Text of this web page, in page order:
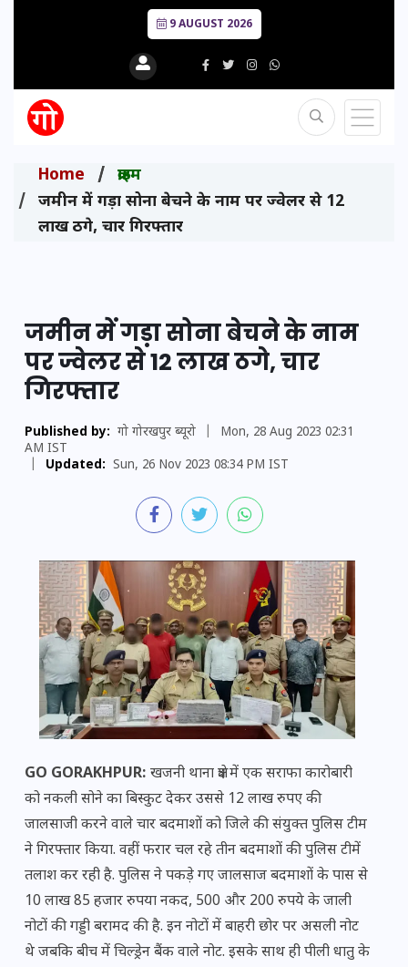
9 AUGUST 2026
Home
क्राइम
जमीन में गड़ा सोना बेचने के नाम पर ज्वेलर से 12
लाख ठगे, चार गिरफ्तार
जमीन में गड़ा सोना बेचने के नाम
पर ज्वेलर से 12 लाख ठगे, चार
गिरफ्तार
Published by: गो गोरखपुर ब्यूरो
Mon, 28 Aug 2023 02:31
AM IST
Updated: Sun, 26 Nov 2023 08:34 PM IST
GO GORAKHPUR: खजनी थाना क्षेत्र में एक सराफा कारोबारी
को नकली सोने का बिस्कुट देकर उससे 12 लाख रुपए की
जालसाजी करने वाले चार बदमाशों को जिले की संयुक्त पुलिस टीम
ने गिरफ्तार किया. वहीं फरार चल रहे तीन बदमाशों की पुलिस टीमें
तलाश कर रही है. पुलिस ने पकड़े गए जालसाज बदमाशों के पास से
10 लाख 85 हजार रुपया नकद, 500 और 200 रुपये के जाली
नोटों की गड्डी बरामद की है. इन नोटों में बाहरी छोर पर असली नोट
थे जबकि बीच में चिल्ड्रेन बैंक वाले नोट. इसके साथ ही पीली धातु के